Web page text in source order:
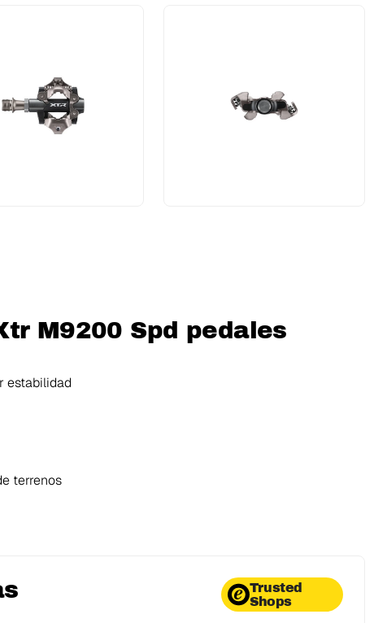
M9200 Spd pedales
estabilidad
terrenos
Trusted
Shops